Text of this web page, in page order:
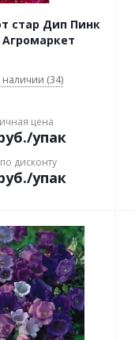
стар Дип Пинк
Агромаркет
наличии (34)
цена
/упак
дисконту
/упак